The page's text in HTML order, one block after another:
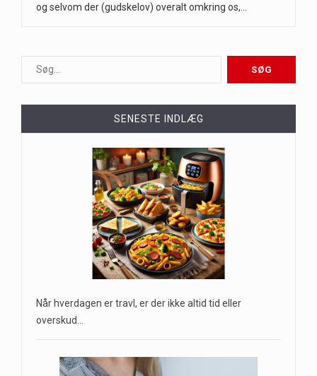
og selvom der (gudskelov) overalt omkring os,…
SENESTE INDLÆG
Når hverdagen er travl, er der ikke altid tid eller
overskud…